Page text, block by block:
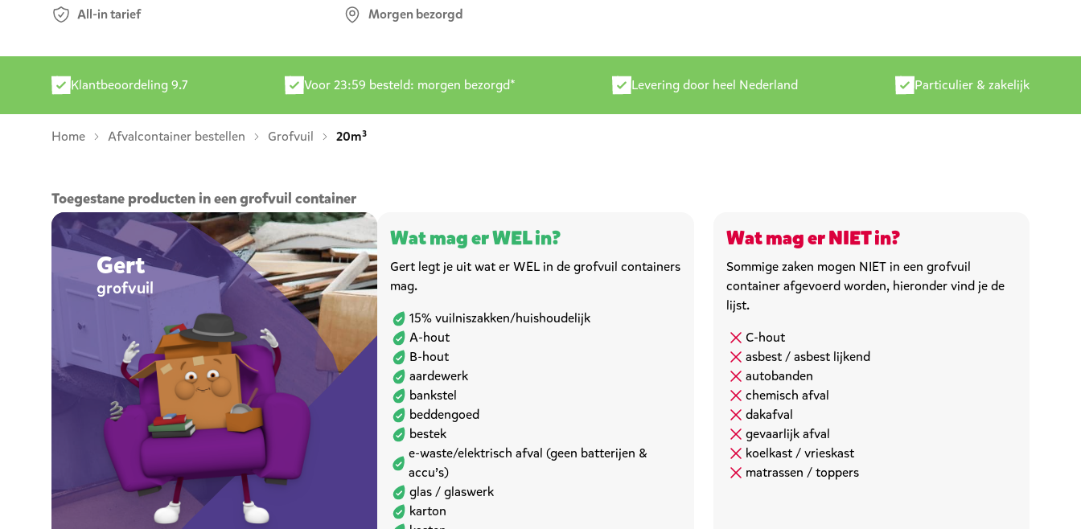
All-in tarief Morgen bezorgd
Klantbeoordeling 9.7 Voor 23:59 besteld: morgen bezorgd* Levering door heel Nederland Particulier & zakelijk
Home Afvalcontainer bestellen Grofvuil 20m³
Toegestane producten in een grofvuil container
Gert
grofvuil
Grofvuil container bestellen
Wat mag er WEL in?
Gert legt je uit wat er WEL in de grofvuil containers
mag.
15% vuilniszakken/huishoudelijk
A-hout
B-hout
aardewerk
bankstel
beddengoed
bestek
e-waste/elektrisch afval (geen batterijen &
accu’s)
glas / glaswerk
karton
Wat mag er NIET in?
Sommige zaken mogen NIET in een grofvuil
container afgevoerd worden, hieronder vind je de
lijst.
C-hout
asbest / asbest lijkend
autobanden
chemisch afval
dakafval
gevaarlijk afval
koelkast / vrieskast
matrassen / toppers